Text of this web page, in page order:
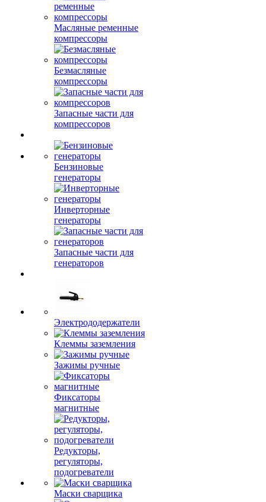
Масляные ременные
компрессоры
Безмасляные
компрессоры
Запасные части для
компрессоров
Бензиновые
генераторы
Инверторные
генераторы
Запасные части для
генераторов
Электрододержатели
Клеммы заземления
Зажимы ручные
Фиксаторы
магнитные
Редукторы,
регуляторы,
подогреватели
Маски сварщика